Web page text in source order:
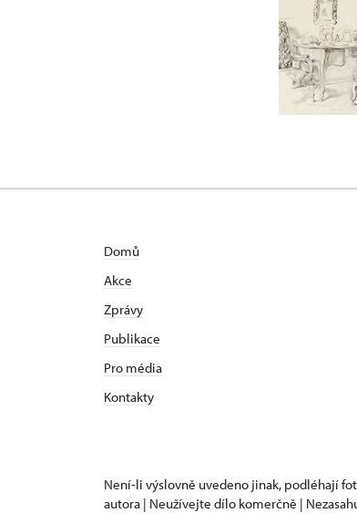
Domů
Akce
Zprávy
Publikace
Pro média
Kontakty
Není-li výslovně uvedeno jinak, podléhají
autora | Neužívejte dílo komerčně |